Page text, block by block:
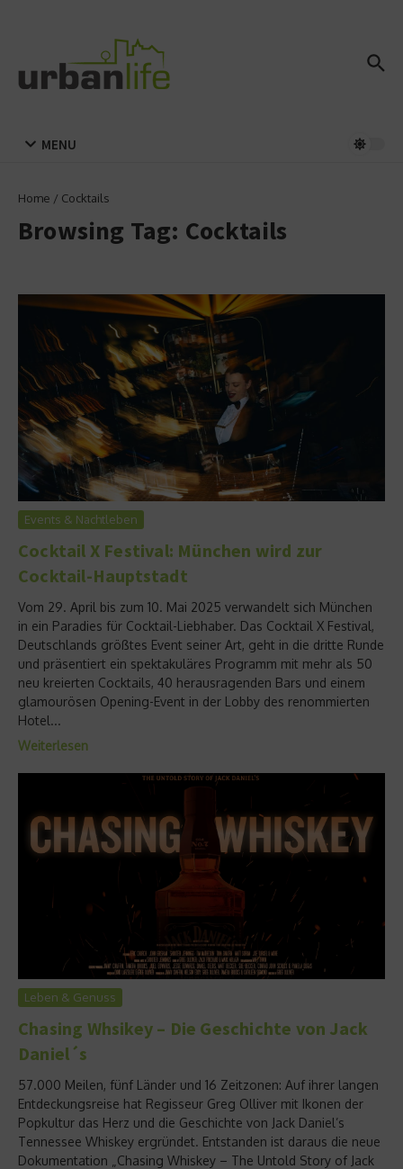
MENU
Home / Cocktails
Browsing Tag: Cocktails
Events & Nachtleben
Cocktail X Festival: München wird zur
Cocktail-Hauptstadt
Vom 29. April bis zum 10. Mai 2025 verwandelt sich München
in ein Paradies für Cocktail-Liebhaber. Das Cocktail X Festival,
Deutschlands größtes Event seiner Art, geht in die dritte Runde
und präsentiert ein spektakuläres Programm mit mehr als 50
neu kreierten Cocktails, 40 herausragenden Bars und einem
glamourösen Opening-Event in der Lobby des renommierten
Hotel...
Weiterlesen
Leben & Genuss
Chasing Whsikey – Die Geschichte von Jack
Daniel´s
57.000 Meilen, fünf Länder und 16 Zeitzonen: Auf ihrer langen
Entdeckungsreise hat Regisseur Greg Olliver mit Ikonen der
Popkultur das Herz und die Geschichte von Jack Daniel’s
Tennessee Whiskey ergründet. Entstanden ist daraus die neue
Dokumentation „Chasing Whiskey – The Untold Story of Jack